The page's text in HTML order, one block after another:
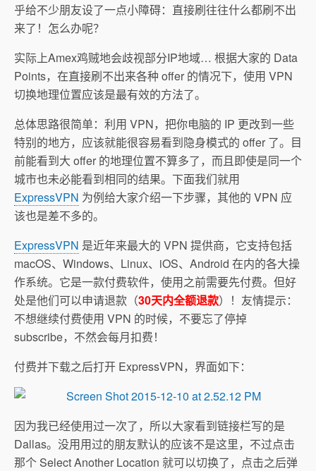
乎给不少朋友设了一点小障碍：直接刷往往什么都刷不出
来了！怎么办呢？
实际上Amex鸡贼地会歧视部分IP地域… 根据大家的 Data
Points，在直接刷不出来各种 offer 的情况下，使用 VPN
切换地理位置应该是最有效的方法了。
总体思路很简单：利用 VPN，把你电脑的 IP 更改到一些
特别的地方，应该就能很容易看到隐身模式的 offer 了。目
前能看到大 offer 的地理位置不算多了，而且即使是同一个
城市也未必能看到相同的结果。下面我们就用
ExpressVPN 为例给大家介绍一下步骤，其他的 VPN 应
该也是差不多的。
ExpressVPN 是近年来最大的 VPN 提供商，它支持包括
macOS、Windows、Linux、iOS、Android 在内的各大操
作系统。它是一款付费软件，使用之前需要先付费。但好
处是他们可以申请退款（30天内全额退款）！友情提示：
不想继续付费使用 VPN 的时候，不要忘了停掉
subscribe，不然会每月扣费！
付费并下载之后打开 ExpressVPN，界面如下：
因为我已经使用过一次了，所以大家看到链接栏写的是
Dallas。没用用过的朋友默认的应该不是这里，不过点击
那个 Select Another Location 就可以切换了，点击之后弹